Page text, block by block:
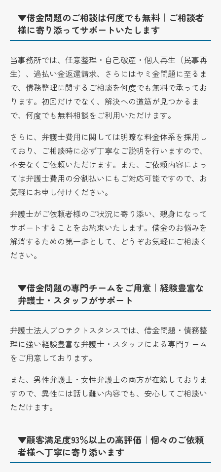
▼借金問題のご相談は何度でも無料｜ご相談者
様に寄り添ってサポートいたします
当事務所では、任意整理・自己破産・個人再生（民事再
生）、過払い金返還請求、さらにはヤミ金問題に至るま
で、債務整理に関するご相談を何度でも無料で承ってお
ります。初回だけでなく、解決への道筋が見つかるま
で、何度でも無料相談をご利用いただけます。
さらに、弁護士費用に関しては明瞭な料金体系を採用し
ており、ご相談時に必ず丁寧なご説明を行いますので、
不安なくご依頼いただけます。また、ご依頼内容によっ
ては弁護士費用の分割払いにもご対応可能ですので、お
気軽にお申し付けください。
弁護士がご依頼者様のご状況に寄り添い、親身になって
サポートすることをお約束いたします。借金のお悩みを
解消するための第一歩として、どうぞお気軽にご相談く
ださい。
▼借金問題の専門チームをご用意｜経験豊富な
弁護士・スタッフがサポート
弁護士法人プロテクトスタンスでは、借金問題・債務整
理に強い経験豊富な弁護士・スタッフによる専門チーム
をご用意しております。
また、男性弁護士・女性弁護士の両方が在籍しておりま
すので、異性には話し難い内容でも、安心してご相談い
ただけます。
▼顧客満足度93％以上の高評価｜個々のご依頼
者様へ丁寧に寄り添います